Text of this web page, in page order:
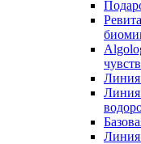
Линия
Линия
Линия